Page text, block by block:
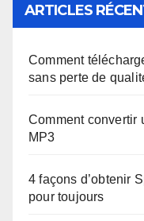
ARTICLES
Comment
sans perte de
Comment convertir
MP3
4 façons d’obtenir
pour toujours